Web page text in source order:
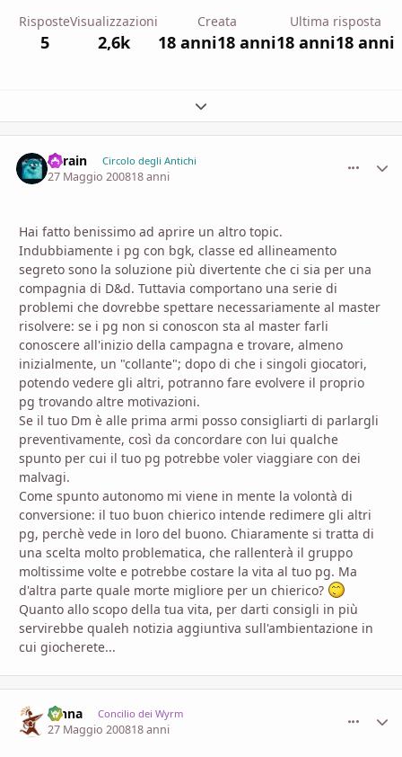
Risposte
5
Visualizzazioni
2,6k
Creata
18 anni18 anni
Ultima risposta
18 anni18 anni
Espandi panoramica del topic
Thrain Circolo degli Antichi
27 Maggio 200818 anni
Hai fatto benissimo ad aprire un altro topic.
Indubbiamente i pg con bgk, classe ed allineamento
segreto sono la soluzione più divertente che ci sia per una
compagnia di D&d. Tuttavia comportano una serie di
problemi che dovrebbe spettare necessariamente al master
risolvere: se i pg non si conoscon sta al master farli
conoscere all'inizio della campagna e trovare, almeno
inizialmente, un "collante"; dopo di che i singoli giocatori,
potendo vedere gli altri, potranno fare evolvere il proprio
pg trovando altre motivazioni.
Se il tuo Dm è alle prima armi posso consigliarti di parlargli
preventivamente, così da concordare con lui qualche
spunto per cui il tuo pg potrebbe voler viaggiare con dei
malvagi.
Come spunto autonomo mi viene in mente la volontà di
conversione: il tuo buon chierico intende redimere gli altri
pg, perchè vede in loro del buono. Chiaramente si tratta di
una scelta molto problematica, che rallenterà il gruppo
moltissime volte e potrebbe costare la vita al tuo pg. Ma
d'altra parte quale morte migliore per un chierico?
Quanto allo scopo della tua vita, per darti consigli in più
servirebbe qualeh notizia aggiuntiva sull'ambientazione in
cui giocherete...
fenna Concilio dei Wyrm
27 Maggio 200818 anni